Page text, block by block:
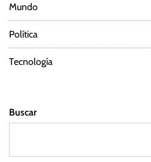
Mundo
Política
Tecnología
Buscar